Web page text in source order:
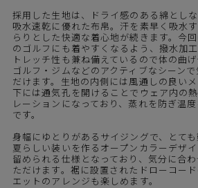
採用した生地は、ドライ感のある綿とし
吸水速乾に優れた布帛。汗を素早く吸水
らりとした快適な着心地が続きます。今
のゴルフにも着やすくなるよう、撥水加
トレッチ性も兼ね備えているので体の曲げ
ゴルフ・ジムなどのアクティブなシーン
だけます。生地の内側には風通しの良い
下には通気孔を開けることでウェア内の
レーションになっており、蒸れを防ぎ温
です。
身幅にゆとりがあるサイジングで、とても
夏らしい装いを作るオープンカラーデザ
留められる仕様となっており、気分に合
ただけます。裾に設置されたドローコー
エットのアレンジも楽しめます。